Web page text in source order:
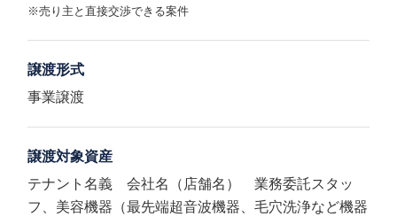
※売り主と直接交渉できる案件
譲渡形式
事業譲渡
譲渡対象資産
テナント名義 会社名（店舗名） 業務委託スタッ
フ、美容機器（最先端超音波機器、毛穴洗浄など機器